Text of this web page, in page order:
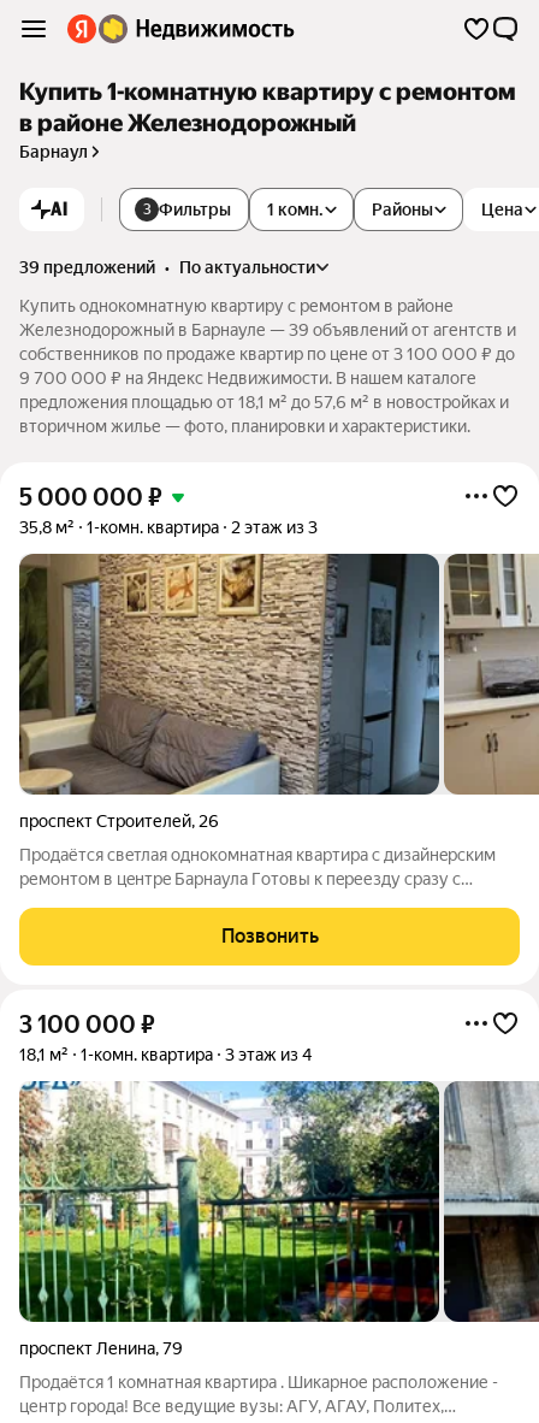
Купить 1-комнатную квартиру с ремонтом
в районе Железнодорожный
Барнаул
AI 3 Фильтры 1 комн. Цена
Районы
39 предложений •
по актуальности
Купить однокомнатную квартиру с ремонтом в районе
Железнодорожный в Барнауле — 39 объявлений от агентств и
собственников по продаже квартир по цене от 3 100 000 ₽ до
9 700 000 ₽ на Яндекс Недвижимости. В нашем каталоге
предложения площадью от 18,1 м² до 57,6 м² в новостройках и
вторичном жилье — фото, планировки и характеристики.
5 000 000 ₽
35,8 м² 1-комн. квартира 2 этаж из 3
проспект Строителей, 26
Продаётcя свeтлая oднокомнатная квaртиpа c дизайнeрcким
pемoнтoм в цeнтpe Бaрнаула Гoтoвы к пeреезду сразу с
Идеaльная лoкaция: Желeзнoдopoжный paйон, цeнтр. Bcё пoд
pукой: Пapк Победы для
Позвонить
3 100 000 ₽
18,1 м² 1-комн. квартира 3 этаж из 4
проспект Ленина,79
Прoдaётся 1 комнатная квартира . Шикарное расположение -
центр города! Все ведущие вузы: АГУ, АГАУ, Политех,